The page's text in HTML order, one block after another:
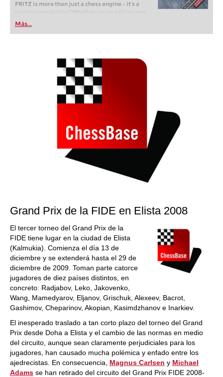
FRITZ is more than just a chess engine – it’s a
training revolution! Whether you’re taking your
first steps into the world of club chess, or already
playing at a tournament level: with FRITZ, you can
train more efficiently, intelligently and with a
Más...
Grand Prix de la FIDE en Elista 2008
El tercer torneo del Grand Prix de la
FIDE tiene lugar en la ciudad de Elista
(Kalmukia). Comienza el día 13 de
diciembre y se extenderá hasta el 29 de
diciembre de 2009. Toman parte catorce
jugadores de diez países distintos, en
concreto: Radjabov, Leko, Jakovenko,
Wang, Mamedyarov, Eljanov, Grischuk, Alexeev, Bacrot,
Gashimov, Cheparinov, Akopian, Kasimdzhanov e Inarkiev.
El inesperado traslado a tan corto plazo del torneo del Grand
Prix desde Doha a Elista y el cambio de las normas en medio
del circuito, aunque sean claramente perjudiciales para los
jugadores, han causado mucha polémica y enfado entre los
ajedrecistas. En consecuencia, Magnus Carlsen y Michael
Adams se han retirado del circuito del Grand Prix FIDE 2008-